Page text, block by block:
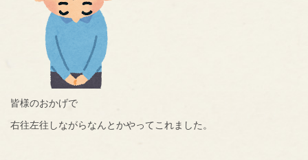
皆様のおかげで
右往左往しながらなんとかやってこれました。